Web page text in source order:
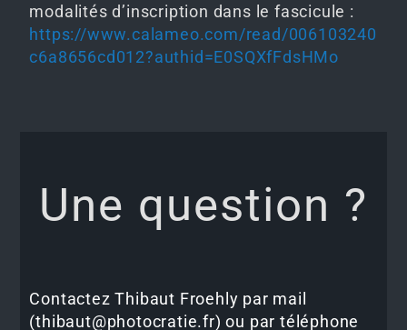
modalités d’inscription dans le fascicule :
https://www.calameo.com/read/006103240
c6a8656cd012?authid=E0SQXfFdsHMo
Une question ?
Contactez Thibaut Froehly par mail
(thibaut@photocratie.fr) ou par téléphone